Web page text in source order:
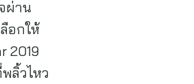
ผ่าน
อกให้
2019
ลิ้วไหว